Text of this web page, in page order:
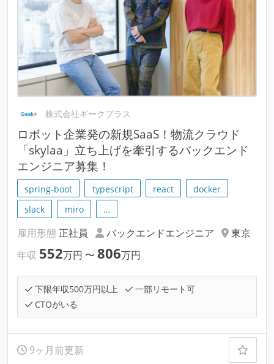
株式会社ギークプラス
ロボット企業発の新規SaaS！物流クラウド
「skylaa」立ち上げを牽引するバックエンド
エンジニア募集！
spring-boot typescript react
docker
slack
miro …
雇用形態 正社員 バックエンドエンジニア
東京
年収 552万円 〜 806万円
下限年収500万円以上
一部リモート可
CTOがいる
9ヶ月前更新